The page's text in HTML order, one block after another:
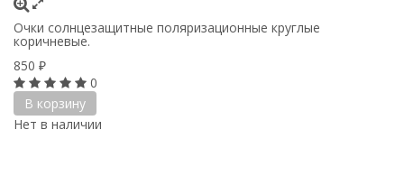
Очки солнцезащитные поляризационные круглые
коричневые.
850 ₽
0
В корзину
Нет в наличии